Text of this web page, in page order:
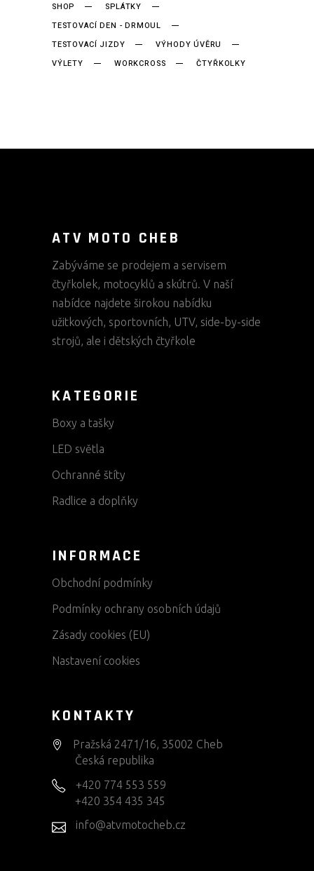
SHOP
SPLÁTKY
TESTOVACÍ DEN - DRMOUL
TESTOVACÍ JIZDY
VÝHODY ÚVĚRU
VÝLETY
WORKCROSS ČTYŘKOLKY
ATV MOTO CHEB
Zabýváme se prodejem a servisem
čtyřkolek, motocyklů a skútrů. V naší
nabídce najdete širokou nabídku
užitkových, sportovních, UTV, side-by-side
strojů, ale i dětských čtyřkole
KATEGORIE
Boxy a tašky
LED světla
Ochranné štíty
Radlice a doplňky
INFORMACE
Obchodní podmínky
Podmínky ochrany osobních údajů
Zásady cookies (EU)
Nastavení cookies
KONTAKTY
Pražská 2471/16, 35002 Cheb
Česká republika
+420 774 553 559
+420 354 435 345
info@atvmotocheb.cz